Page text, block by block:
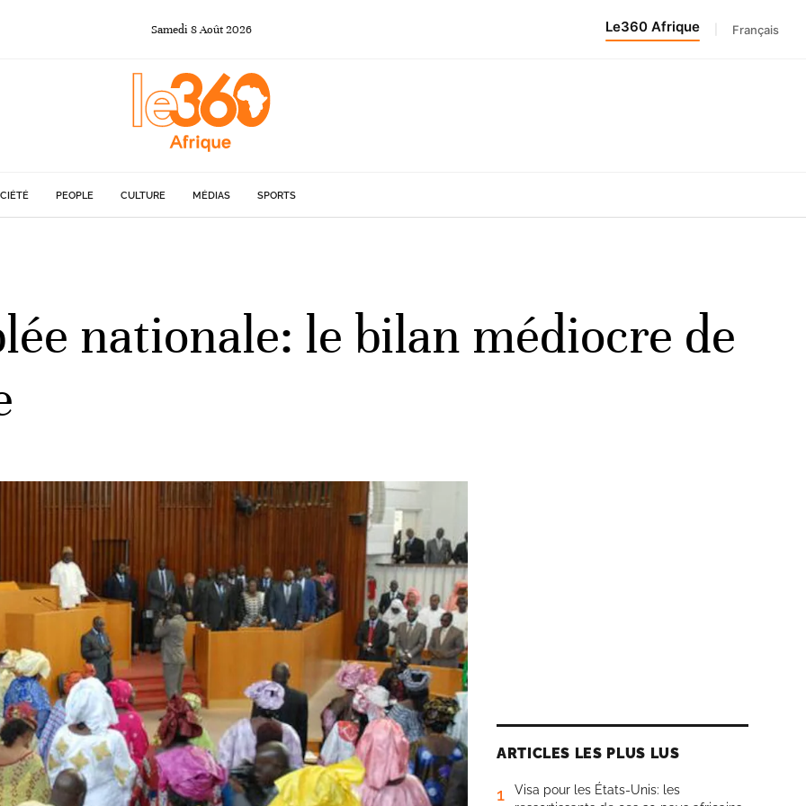
Samedi 8Août2026 Le360 Afrique Français
PEOPLE CULTURE MÉDIAS SPORTS
nationale: le bilan médiocre de
ARTICLES LES PLUS LUS
1
Visa pour les États-Unis: les